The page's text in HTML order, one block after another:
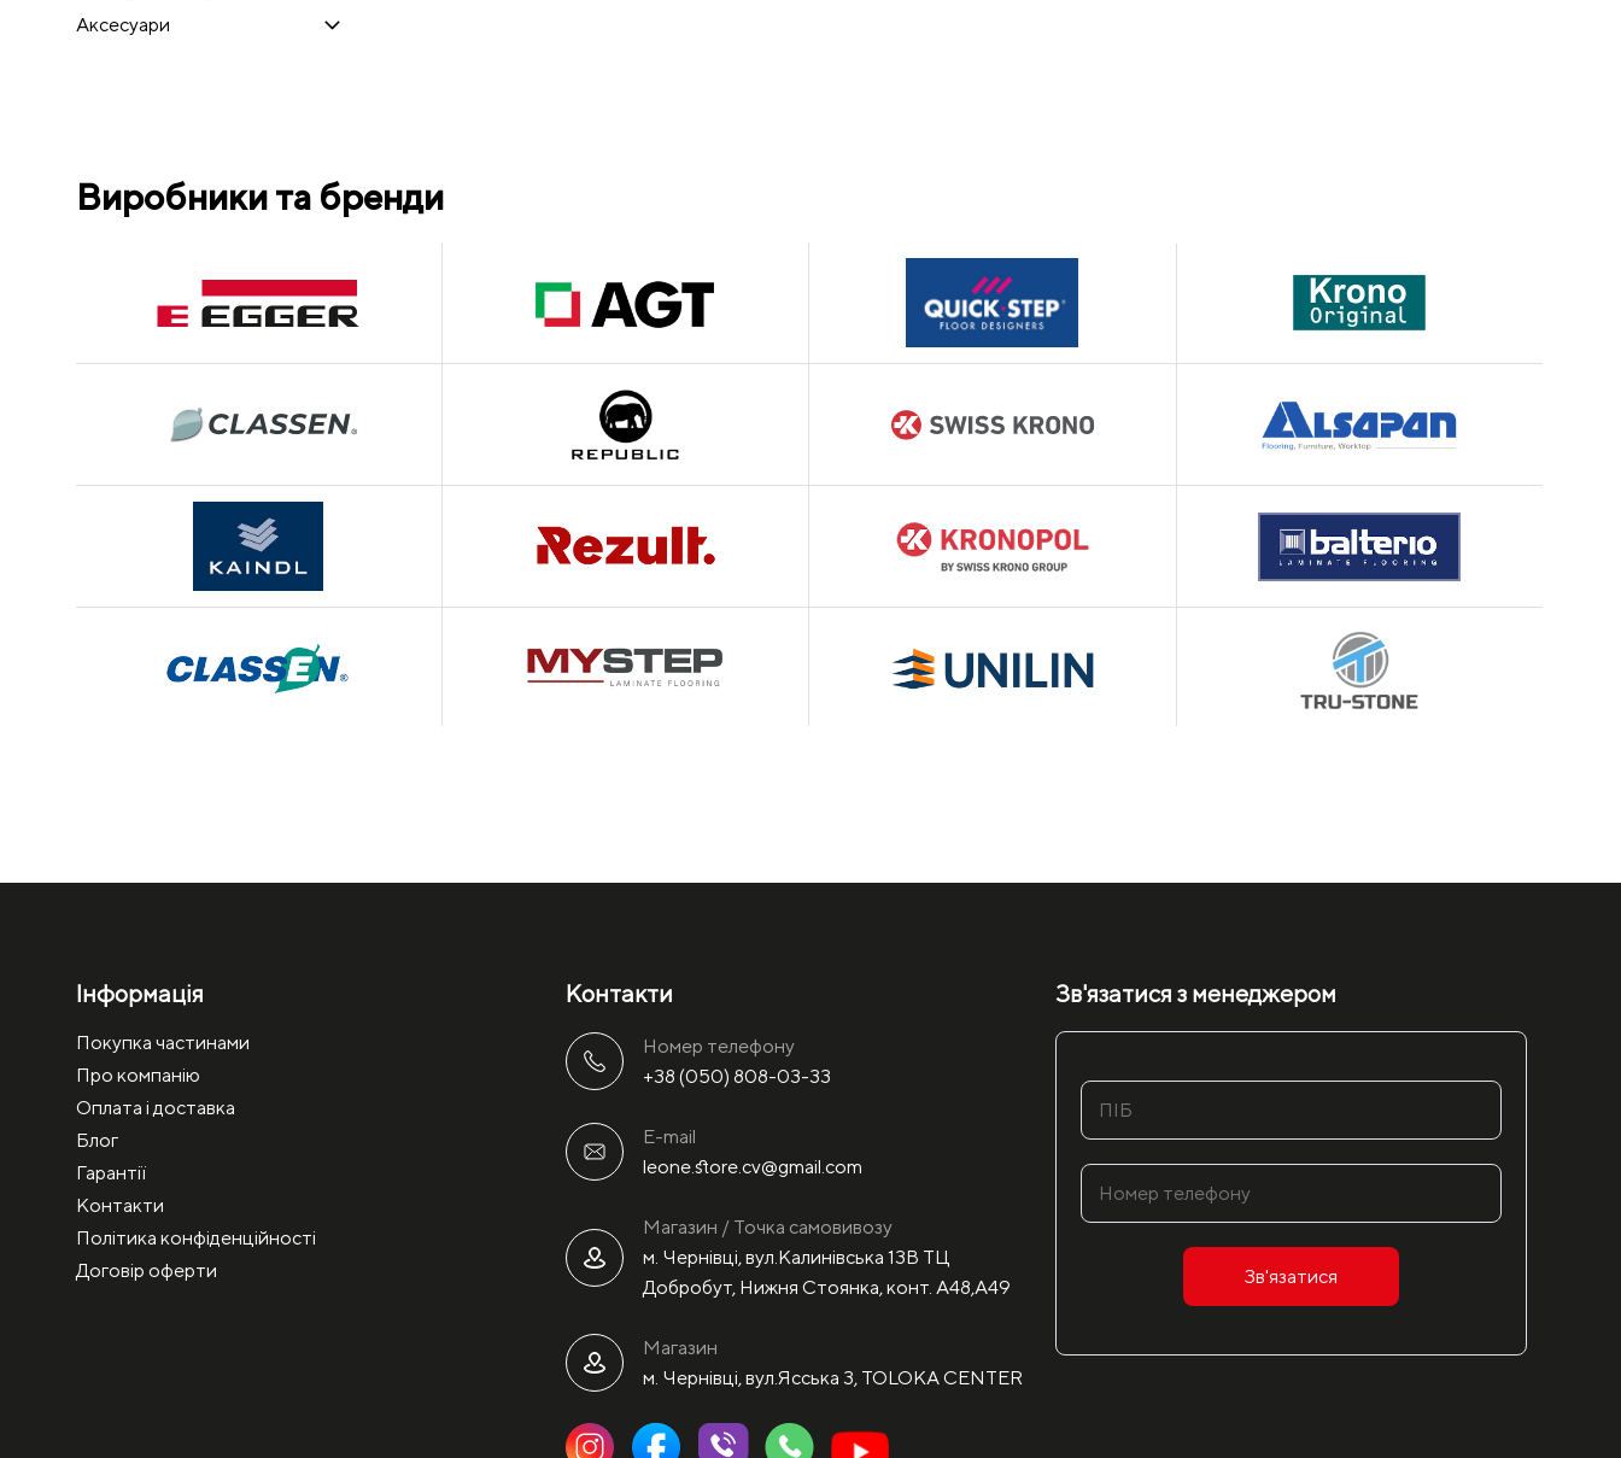
Аксесуари
Виробники та бренди
Інформація
Покупка частинами
Про компанію
Оплата і доставка
Блог
Гарантії
Контакти
Політика конфіденційності
Договір оферти
Контакти
Номер телефону
+38 (050) 808-03-33
E-mail
leone.store.cv@gmail.com
Магазин / Точка самовивозу
м. Чернівці, вул.Калинівська 13В ТЦ
Добробут, Нижня Стоянка, конт. А48,А49
Магазин
м. Чернівці, вул.Ясська 3, TOLOKA CENTER
Зв'язатися з менеджером
Зв'язатися